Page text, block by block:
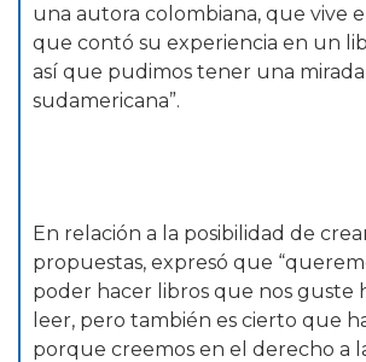
una autora colombiana, que vive
que contó su experiencia en un
así que pudimos tener una mirada
sudamericana”.
En relación a la posibilidad de
propuestas, expresó que
poder hacer libros que nos guste
leer, pero también es cierto que
porque creemos en el derecho a